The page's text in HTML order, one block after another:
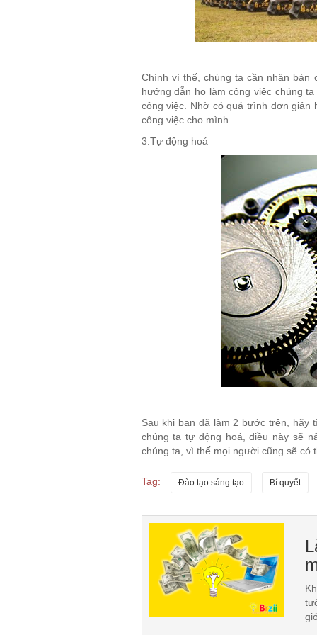
Chính vì thế, chúng ta cần nhân bản
hướng dẫn họ làm công việc chúng
công việc. Nhờ có quá trình đơn
công việc cho mình.
3.Tự động hoá
Sau khi bạn đã làm 2 bước trên, hãy
chúng ta tự động hoá, điều này sẽ
chúng ta, vì thế mọi người cũng sẽ có
Tag: Đào tạo sáng tạo Bí quyết